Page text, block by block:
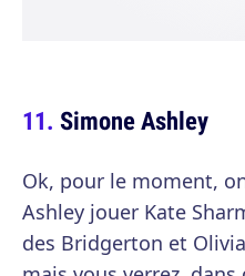
Simone Ashley
Ok, pour le moment,
Ashley jouer Kate
des Bridgerton et